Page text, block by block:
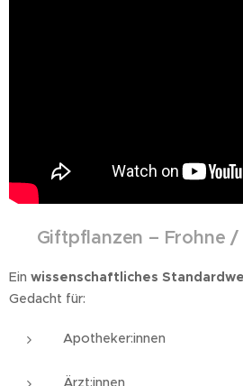
Giftpflanzen – Frohne
Ein wissenschaftliches
Gedacht für:
Apotheker:innen
Ärzt:innen